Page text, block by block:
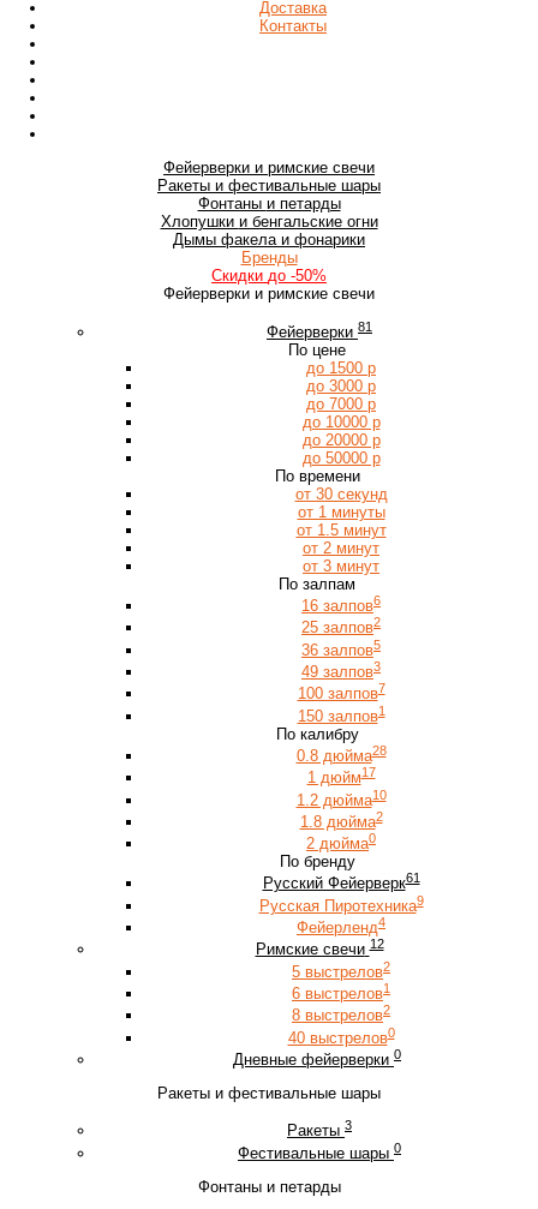
Доставка
Контакты
Фейерверки и римские свечи
Ракеты и фестивальные шары
Фонтаны и петарды
Хлопушки и бенгальские огни
Дымы факела и фонарики
Бренды
Скидки до -50%
Фейерверки и римские свечи
Фейерверки 81
По цене
до 1500 р
до 3000 р
до 7000 р
до 10000 р
до 20000 р
до 50000 р
По времени
от 30 секунд
от 1 минуты
от 1.5 минут
от 2 минут
от 3 минут
По залпам
16 залпов6
25 залпов2
36 залпов5
49 залпов3
100 залпов7
150 залпов1
По калибру
0.8 дюйма28
1 дюйм17
1.2 дюйма10
1.8 дюйма2
2 дюйма0
По бренду
Русский Фейерверк61
Русская Пиротехника9
Фейерленд4
Римские свечи 12
5 выстрелов2
6 выстрелов1
8 выстрелов2
40 выстрелов0
Дневные фейерверки 0
Ракеты и фестивальные шары
Ракеты 3
Фестивальные шары 0
Фонтаны и петарды